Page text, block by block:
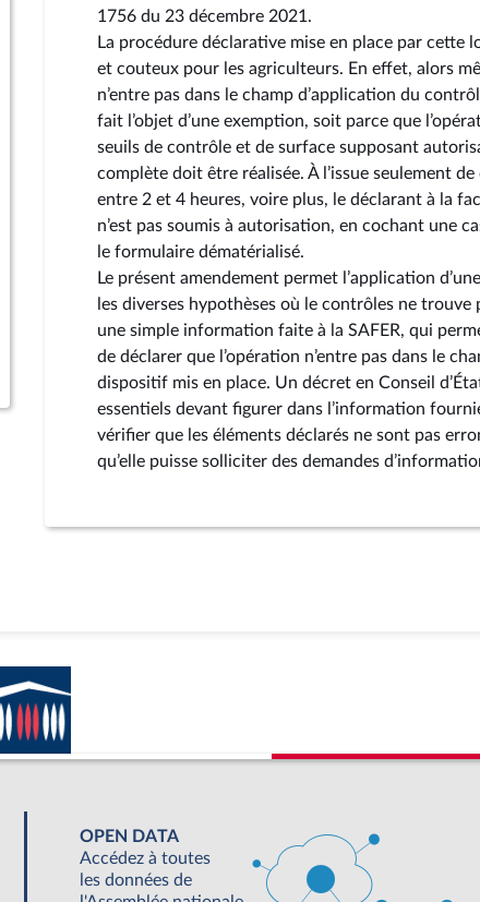
10 mai 2024
Date de dépôt
1756 du 23 décembre 2021.
La procédure déclarative mise en place par cette
et couteux pour les agriculteurs. En effet, alors
n’entre pas dans le champ d’application du
fait l’objet d’une exemption, soit parce que
seuils de contrôle et de surface supposant
complète doit être réalisée. À l’issue seulement
entre 2 et 4 heures, voire plus, le déclarant à la
n’est pas soumis à autorisation, en cochant une
le formulaire dématérialisé.
Le présent amendement permet l’application
les diverses hypothèses où le contrôles ne trouve
une simple information faite à la SAFER, qui
de déclarer que l’opération n’entre pas dans le
dispositif mis en place. Un décret en Conseil
essentiels devant figurer dans l’information
vérifier que les éléments déclarés ne sont pas
qu’elle puisse solliciter des demandes
OPEN DATA
Accédez à toutes
les données de